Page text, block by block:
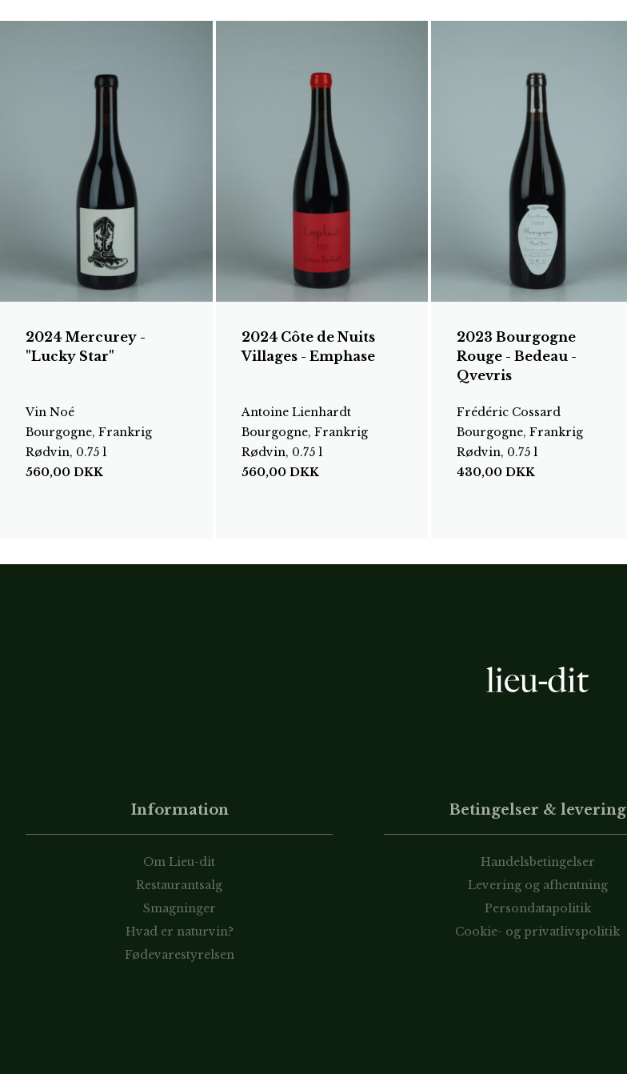
2024 Mercurey -
"Lucky Star"
Vin Noé
Bourgogne, Frankrig
Rødvin, 0.75 l
560,00 DKK
2024 Côte de Nuits
Villages - Emphase
Antoine Lienhardt
Bourgogne, Frankrig
Rødvin, 0.75 l
560,00 DKK
2023 Bourgogne
Rouge - Bedeau -
Qvevris
Frédéric Cossard
Bourgogne, Frankrig
Rødvin, 0.75 l
430,00DKK
Information
Om Lieu-dit
Restaurantsalg
Smagninger
Hvad er naturvin?
Fødevarestyrelsen
Betingelser & levering
Handelsbetingelser
Levering og afhentning
Persondatapolitik
Cookie- og privatlivspolitik